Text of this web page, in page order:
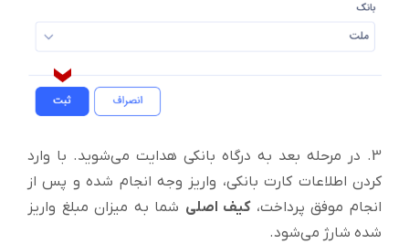
3. در مرحله بعد به درگاه بانکی هدایت می‌شوید. با وارد
کردن اطلاعات کارت بانکی، واریز وجه انجام شده و پس از
انجام موفق پرداخت،کیف اصلی شما به میزان مبلغ واریز
شده شارژ می‌شود.